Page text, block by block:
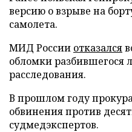
версию о взрыве на
самолета.
МИД России отказался
обломки разбившегося
расследования.
В прошлом году
обвинения против
судмедэкспертов.